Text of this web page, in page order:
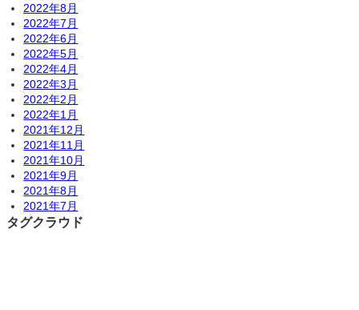
2022年8月
2022年7月
2022年6月
2022年5月
2022年4月
2022年3月
2022年2月
2022年1月
2021年12月
2021年11月
2021年10月
2021年9月
2021年8月
2021年7月
タグクラウド